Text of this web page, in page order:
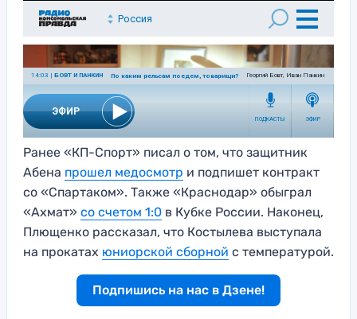
Ранее «КП-Спорт» писал о том, что защитник
Абена прошел медосмотр и подпишет контракт
со «Спартаком». Также «Краснодар» обыграл
«Ахмат» со счетом 1:0 в Кубке России. Наконец,
Плющенко рассказал, что Костылева выступала
на прокатах юниорской сборной с температурой.
Подпишись на нас в Дзене!